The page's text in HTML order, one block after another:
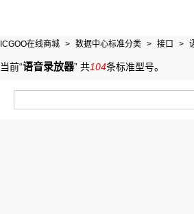
ICGOO在线商城 > 数据中心标准分类 > 接口 >
当前“语音录放器” 共104条标准型号。